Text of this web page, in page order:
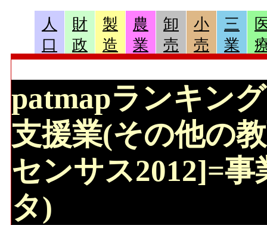
人
口
財
政
製
造
農
業
卸
売
小
売
三
業
patmapランキン
支援業(その他の
センサス2012]=
タ)